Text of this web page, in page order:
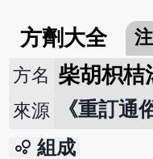
方劑大全
方名 柴胡枳桔
來源 《重訂通
bubble_chart 組成